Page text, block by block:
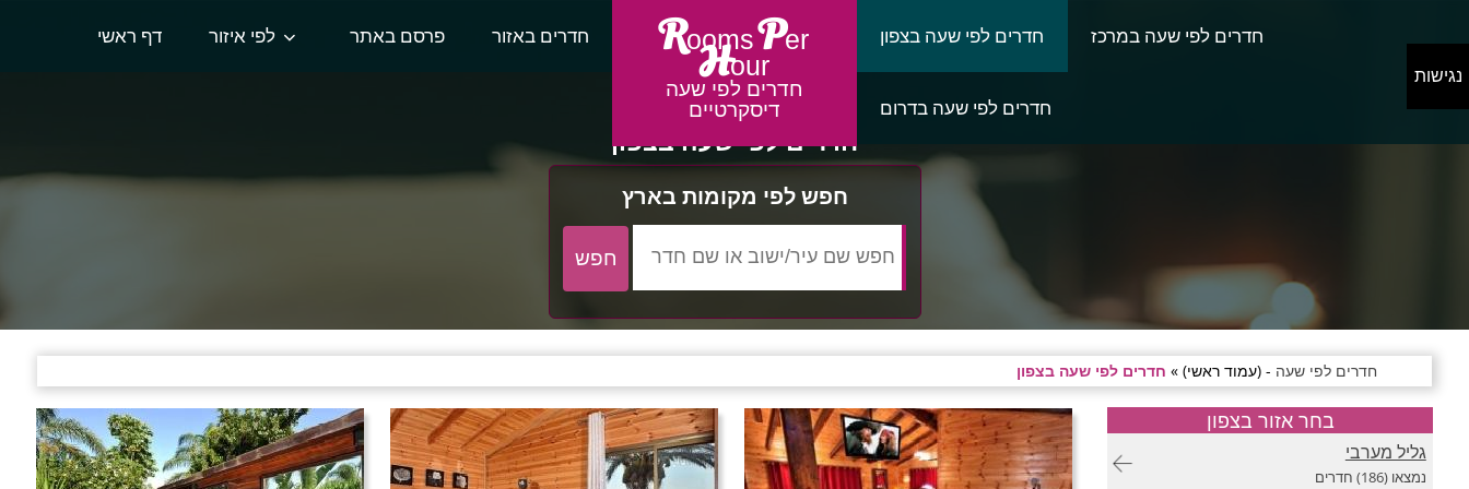
דף ראשי לפי איזור פרסם באתר חדרים באזור Rooms Per
Hour
חדרים לפי שעה
דיסקרטיים
חדרים לפי שעה בצפון חדרים לפי שעה במרכז
חדרים לפי שעה בדרום
חדרים לפי שעה בצפון
חפש לפי מקומות בארץ
חדרים לפי שעה - (עמוד ראשי) » חדרים לפי שעה בצפון
בחר אזור בצפון
גליל מערבי
נמצאו (186) חדרים
נגישות